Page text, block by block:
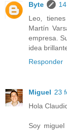
Byte
Leo,
Martín
empresa.
idea
Responder
Miguel 23
Hola
Soy